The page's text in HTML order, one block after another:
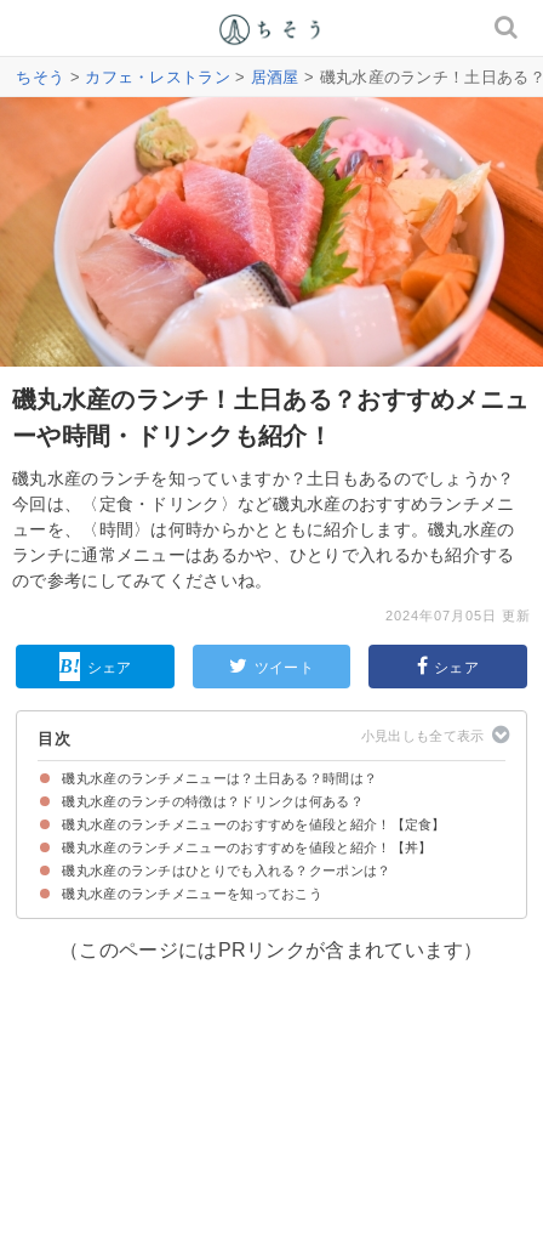
ちそう > カフェ・レストラン > 居酒屋 > 磯丸水産のランチ！土日ある
磯丸水産のランチ！土日ある？おすすめメニュ
ーや時間・ドリンクも紹介！
磯丸水産のランチを知っていますか？土日もあるのでしょうか？
今回は、〈定食・ドリンク〉など磯丸水産のおすすめランチメニ
ューを、〈時間〉は何時からかとともに紹介します。磯丸水産の
ランチに通常メニューはあるかや、ひとりで入れるかも紹介する
ので参考にしてみてくださいね。
2024年07月05日 更新
シェア ツイート シェア
目次
磯丸水産のランチメニューは？土日ある？時間は？
磯丸水産のランチメニューは平日・土日共通
磯丸水産のランチの営業時間は11:00～17:00
磯丸水産のランチの特徴は？ドリンクは何ある？
磯丸水産のランチは定食・丼などのメニューがある
磯丸水産のランチで選べるドリンク
磯丸水産ランチはサイドメニューも豊富
磯丸水産のランチメニューのおすすめを値段と紹介！【定食】
おすすめ①お刺身盛り合わせ定食（1209円）
おすすめ②まぐろ2種盛り定食（1209円）
おすすめ③鯖の塩焼き定食（1055円）
おすすめ④ホッケ焼き定食（1055円）
おすすめ⑤大判アジフライ定食（1055円）
磯丸水産のランチメニューのおすすめを値段と紹介！【丼】
おすすめ①うな丼（1396円～）
おすすめ②海鮮こぼれ丼（1209円）
おすすめ③まぐろ2色丼（725円～）
おすすめ④鯛の漁師丼（1088円）
おすすめ⑤サーモンといくらの親子丼（978円）
磯丸水産のランチはひとりでも入れる？クーポンは？
磯丸水産のランチはひとりで利用している人も多い
磯丸水産ランチで使えるお得なクーポン情報
磯丸水産のランチメニューを知っておこう
（このページにはPRリンクが含まれています）